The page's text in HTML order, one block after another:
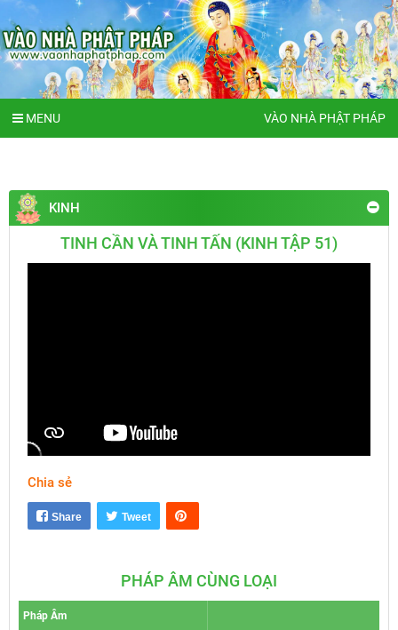
MENU VÀO NHÀ PHẬT PHÁP
KINH
TINH CẦN VÀ TINH TẤN (KINH TẬP 51)
Chia sẻ
Share Tweet
PHÁP ÂM CÙNG LOẠI
Pháp Âm